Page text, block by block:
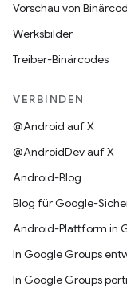
Vorschau von
Werksbilder
Treiber-Binärcodes
VERBINDEN
@Android auf X
@AndroidDev auf X
Android-Blog
Blog für Google-
Android-Plattform in
In Google Groups
In Google Groups